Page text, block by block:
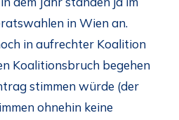
in Wien an.
in aufrechter Koalition
Koalitionsbruch begehen
stimmen würde (der
ohnehin keine